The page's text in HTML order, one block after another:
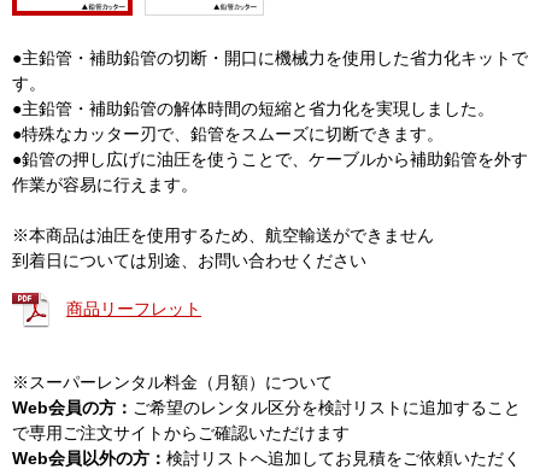
●主鉛管・補助鉛管の切断・開口に機械力を使用した省力化キットで
す。
●主鉛管・補助鉛管の解体時間の短縮と省力化を実現しました。
●特殊なカッター刃で、鉛管をスムーズに切断できます。
●鉛管の押し広げに油圧を使うことで、ケーブルから補助鉛管を外す
作業が容易に行えます。
※本商品は油圧を使用するため、航空輸送ができません
到着日については別途、お問い合わせください
商品リーフレット
※スーパーレンタル料金（月額）について
Web会員の方： ご希望のレンタル区分を検討リストに追加すること
で専用ご注文サイトからご確認いただけます
Web会員以外の方： 検討リストへ追加してお見積をご依頼いただく